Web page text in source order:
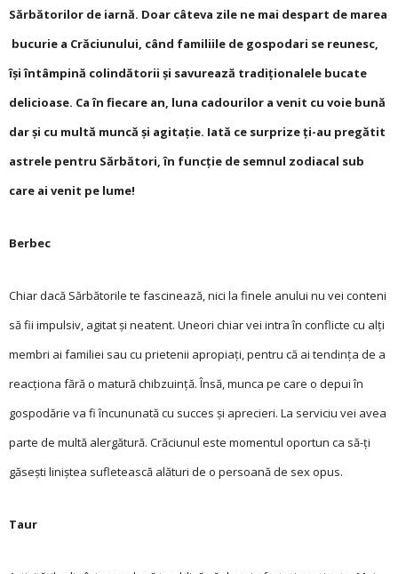
Sărbătorilor de iarnă. Doar câteva zile ne mai despart de marea
bucurie a Crăciunului, când familiile de gospodari se reunesc,
își întâmpină colindătorii și savurează tradiționalele bucate
delicioase. Ca în fiecare an, luna cadourilor a venit cu voie bună
dar și cu multă muncă și agitație. Iată ce surprize ți-au pregătit
astrele pentru Sărbători, în funcție de semnul zodiacal sub
care ai venit pe lume!
Berbec
Chiar dacă Sărbătorile te fascinează, nici la finele anului nu vei conteni
să fii impulsiv, agitat și neatent. Uneori chiar vei intra în conflicte cu alți
membri ai familiei sau cu prietenii apropiați, pentru că ai tendința de a
reacționa fără o matură chibzuință. Însă, munca pe care o depui în
gospodărie va fi încununată cu succes și aprecieri. La serviciu vei avea
parte de multă alergătură. Crăciunul este momentul oportun ca să-ți
găsești liniștea sufletească alături de o persoană de sex opus.
Taur